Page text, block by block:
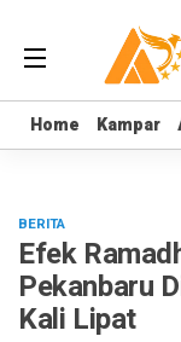
Home Kampar
Home Kampar
BERITA
Efek
Pekanbaru
Kali Lipat